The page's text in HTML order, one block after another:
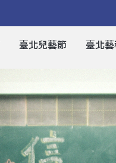
臺北兒藝節 臺北藝